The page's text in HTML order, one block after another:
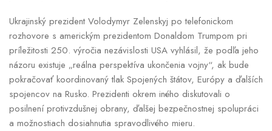
Ukrajinský prezident Volodymyr Zelenskyj po telefonickom
rozhovore s americkým prezidentom Donaldom Trumpom pri
príležitosti 250. výročia nezávislosti USA vyhlásil, že podľa jeho
názoru existuje „reálna perspektíva ukončenia vojny“, ak bude
pokračovať koordinovaný tlak Spojených štátov, Európy a ďalších
spojencov na Rusko. Prezidenti okrem iného diskutovali o
posilnení protivzdušnej obrany, ďalšej bezpečnostnej spolupráci
a možnostiach dosiahnutia spravodlivého mieru.